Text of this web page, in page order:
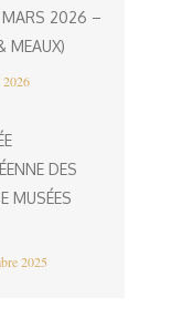
2026 –
MEAUX)
DES
MUSÉES
2025